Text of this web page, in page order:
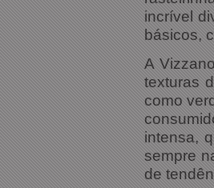
incrível
básicos,
A
texturas
como
intensa,
sempre
de